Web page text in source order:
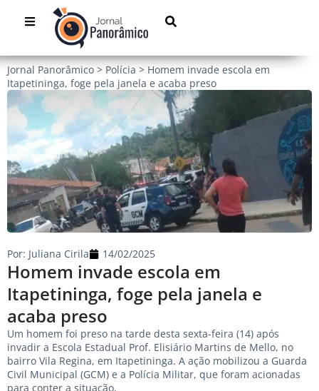
Jornal Panorâmico > Polícia > Homem invade escola em
Itapetininga, foge pela janela e acaba preso
Homem invade escola em
Itapetininga, foge pela janela e
acaba preso
Por: Juliana Cirila 14/02/2025
Um homem foi preso na tarde desta sexta-feira (14) após
invadir a Escola Estadual Prof. Elisiário Martins de Mello, no
bairro Vila Regina, em Itapetininga. A ação mobilizou a Guarda
Civil Municipal (GCM) e a Polícia Militar, que foram acionadas
para conter a situação.